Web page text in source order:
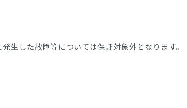
生した故障等については保証対象外となります。